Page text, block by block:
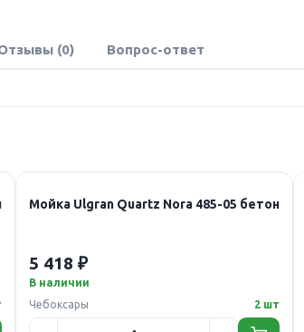
(0) Вопрос-ответ
Мойка Ulgran Quartz Nora 485-05 бетон
5 418 ₽
В наличии
Чебоксары
2 шт